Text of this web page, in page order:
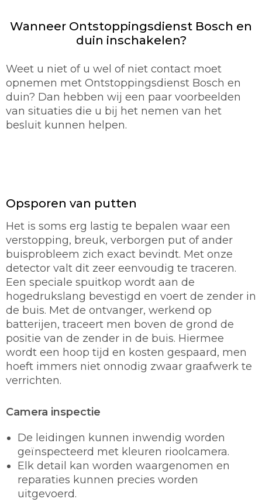
Wanneer Ontstoppingsdienst Bosch en
duin inschakelen?
Weet u niet of u wel of niet contact moet
opnemen met Ontstoppingsdienst Bosch en
duin? Dan hebben wij een paar voorbeelden
van situaties die u bij het nemen van het
besluit kunnen helpen.
Opsporen van putten
Het is soms erg lastig te bepalen waar een
verstopping, breuk, verborgen put of ander
buisprobleem zich exact bevindt. Met onze
detector valt dit zeer eenvoudig te traceren.
Een speciale spuitkop wordt aan de
hogedrukslang bevestigd en voert de zender in
de buis. Met de ontvanger, werkend op
batterijen, traceert men boven de grond de
positie van de zender in de buis. Hiermee
wordt een hoop tijd en kosten gespaard, men
hoeft immers niet onnodig zwaar graafwerk te
verrichten.
Camera inspectie
De leidingen kunnen inwendig worden
geïnspecteerd met kleuren rioolcamera.
Elk detail kan worden waargenomen en
reparaties kunnen precies worden
uitgevoerd.